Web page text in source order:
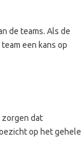
de teams. Als de
een kans op
zorgen dat
op het gehele